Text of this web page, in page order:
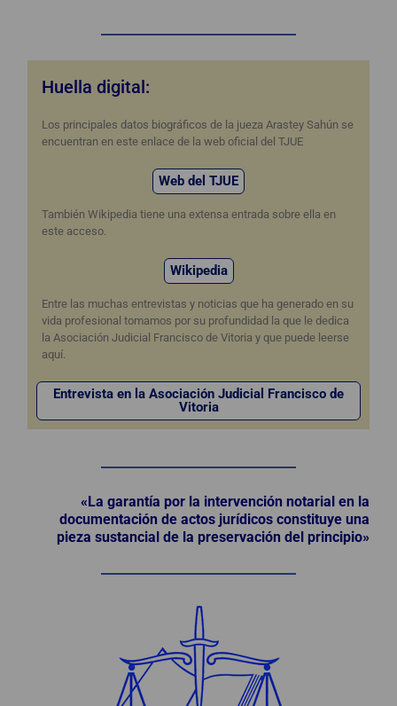
Huella digital:
Los principales datos biográficos de la jueza Arastey Sahún se
encuentran en este enlace de la web oficial del TJUE
Web del TJUE
También Wikipedia tiene una extensa entrada sobre ella en
este acceso.
Wikipedia
Entre las muchas entrevistas y noticias que ha generado en su
vida profesional tomamos por su profundidad la que le dedica
la Asociación Judicial Francisco de Vitoria y que puede leerse
aquí.
Entrevista en la Asociación Judicial Francisco de
Vitoria
«La garantía por la intervención notarial en la
documentación de actos jurídicos constituye una
pieza sustancial de la preservación del principio»